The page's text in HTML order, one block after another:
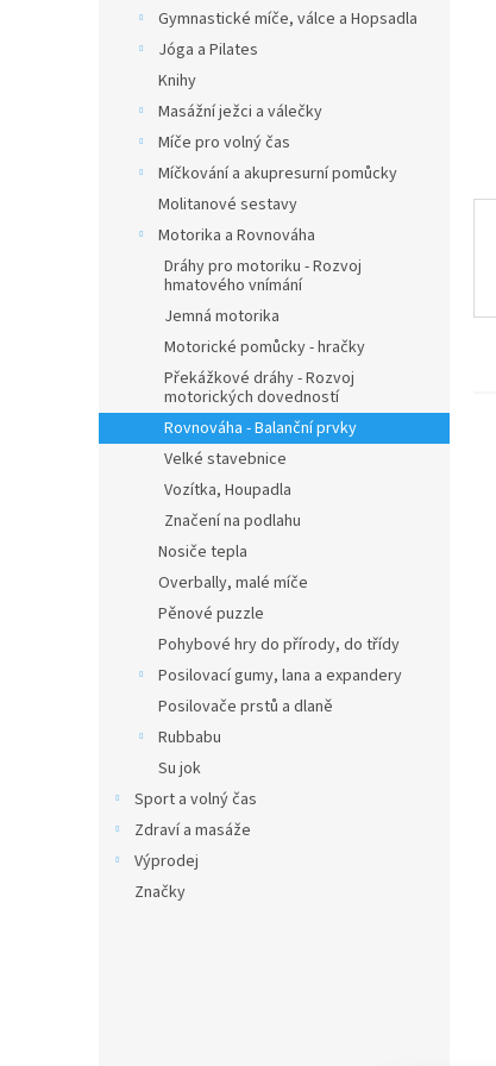
Gymnastické míče, válce a Hopsadla
Jóga a Pilates
Knihy
Masážní ježci a válečky
Míče pro volný čas
Míčkování a akupresurní pomůcky
Molitanové sestavy
Motorika a Rovnováha
Dráhy pro motoriku - Rozvoj
hmatového vnímání
Jemná motorika
Motorické pomůcky - hračky
Překážkové dráhy - Rozvoj
motorických dovedností
Rovnováha - Balanční prvky
Velké stavebnice
Vozítka, Houpadla
Značení na podlahu
Nosiče tepla
Overbally, malé míče
Pěnové puzzle
Pohybové hry do přírody, do třídy
Posilovací gumy, lana a expandery
Posilovače prstů a dlaně
Rubbabu
Su jok
Sport a volný čas
Zdraví a masáže
Výprodej
Značky